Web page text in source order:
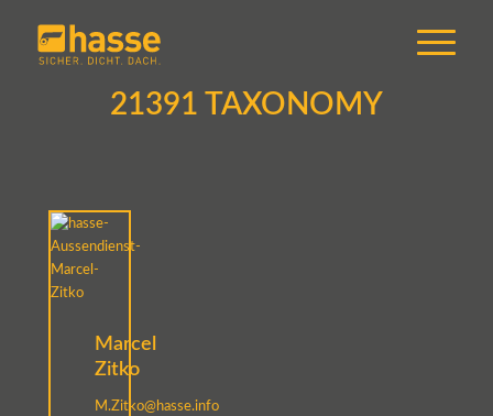
21391 TAXONOMY
Marcel
Zitko
M.Zitko@hasse.info